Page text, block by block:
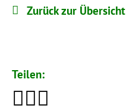
Zurück zur Übersicht
Teilen: